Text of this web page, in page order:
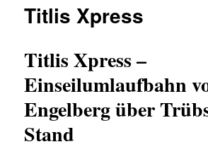
Titlis Xpress
Titlis Xpress –
Einseilumlaufbahn
Engelberg über
Stand